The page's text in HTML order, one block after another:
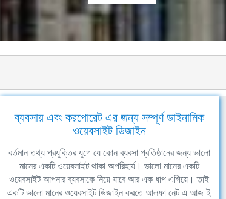
ব্যবসায় এবং করপোরেট এর জন্য সম্পূর্ণ ডাইনামিক
ওয়েবসাইট ডিজাইন
বর্তমান তথ্য প্রযুক্তির যুগে যে কোন ব্যবসা প্রতিষ্ঠানের জন্য ভালো
মানের একটি ওয়েবসাইট থাকা অপরিহার্য। ভালো মানের একটি
ওয়েবসাইট আপনার ব্যবসাকে নিয়ে যাবে আর এক ধাপ এগিয়ে। তাই
একটি ভালো মানের ওয়েবসাইট ডিজাইন করতে আলফা নেট এ আজ ই